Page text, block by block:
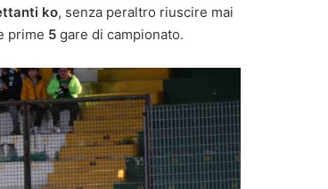
ko, senza peraltro riuscire mai
prime 5 gare di campionato.